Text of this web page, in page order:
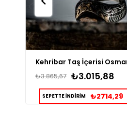
₺3.015,88
₺3.865,67
SEPETTE İNDİRİM ₺2714,29